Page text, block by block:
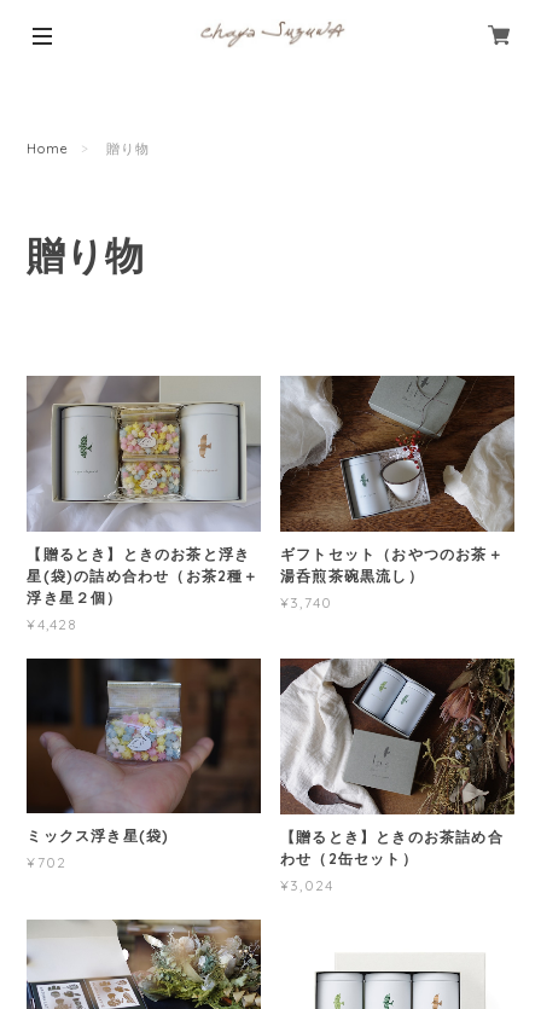
Home 贈り物
贈り物
【贈るとき】ときのお茶と浮き
星(袋)の詰め合わせ（お茶2種＋
浮き星２個）
¥4,428
ギフトセット（おやつのお茶＋
湯呑煎茶碗黒流し）
¥3,740
ミックス浮き星(袋)
¥702
【贈るとき】ときのお茶詰め合
わせ（2缶セット）
¥3,024